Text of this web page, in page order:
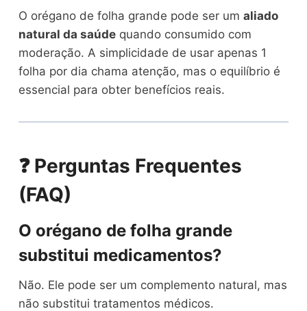
O orégano de folha grande pode ser umaliado
natural da saúde quando consumido com
moderação. A simplicidade de usar apenas 1
folha por dia chama atenção, mas o equilíbrio é
essencial para obter benefícios reais.
❓ Perguntas Frequentes
(FAQ)
O orégano de folha grande
substitui medicamentos?
Não. Ele pode ser um complemento natural, mas
não substitui tratamentos médicos.